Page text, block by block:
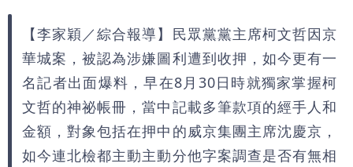
【李家穎／綜合報導】民眾黨黨主席柯文哲因京
華城案，被認為涉嫌圖利遭到收押，如今更有一
名記者出面爆料，早在8月30日時就獨家掌握柯
文哲的神祕帳冊，當中記載多筆款項的經手人和
金額，對象包括在押中的威京集團主席沈慶京，
如今連北檢都主動主動分他字案調查是否有無相